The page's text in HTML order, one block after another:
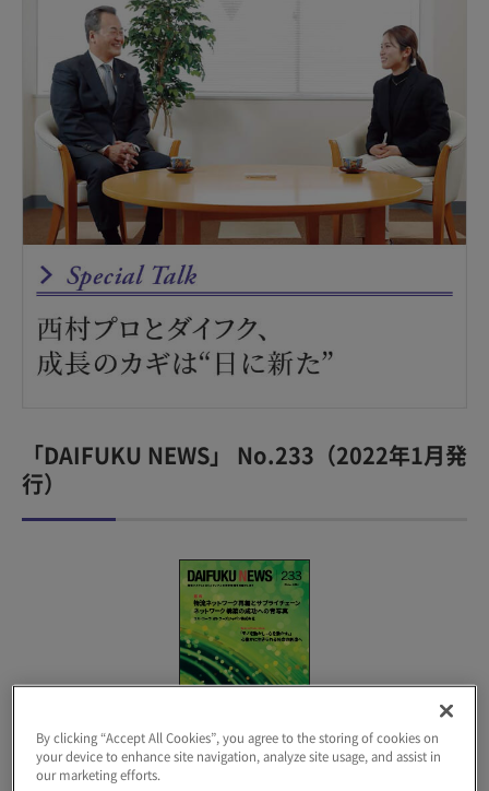
「DAIFUKU NEWS」 No.233（2022年1月発
行）
創流（970 KB）
By clicking “Accept All Cookies”, you agree to the storing of cookies on
your device to enhance site navigation, analyze site usage, and assist in
our marketing efforts.